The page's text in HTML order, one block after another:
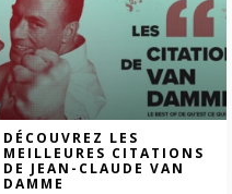
DÉCOUVREZ LES
MEILLEURES CITATIONS
DE JEAN-CLAUDE VAN
DAMME